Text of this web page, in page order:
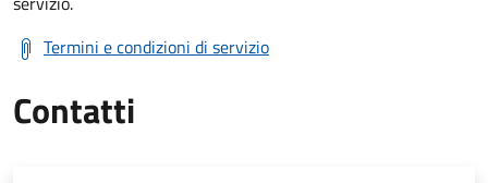
Termini e condizioni di servizio
Contatti